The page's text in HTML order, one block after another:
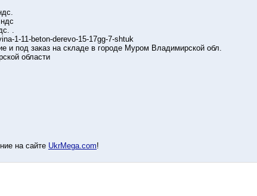
.
1-11-beton-derevo-15-17gg-7-shtuk
и под заказ на складе в городе Муром Владимирской обл.
области
на сайте UkrMega.com!